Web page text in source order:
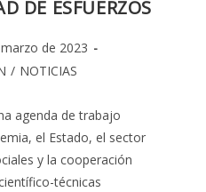
DE ESFUERZOS
de 2023
/ NOTICIAS
agenda de trabajo
el Estado, el sector
y la cooperación
técnicas